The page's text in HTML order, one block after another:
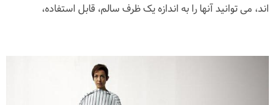
اند، می توانید آنها را به اندازه یک ظرف سالم، قابل استفاده،